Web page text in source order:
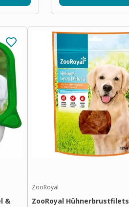
&
ZooRoyal
ZooRoyal Hühnerbrustfilets